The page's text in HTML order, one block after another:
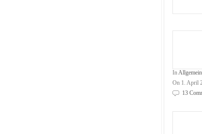
InAllgemein
On 1. April
13